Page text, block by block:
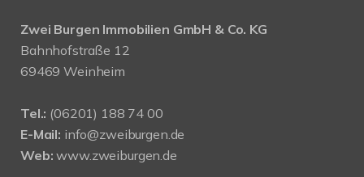
Zwei Burgen Immobilien GmbH & Co. KG
Bahnhofstraße 12
69469 Weinheim
Tel.: (06201) 188 74 00
E-Mail: info@zweiburgen.de
Web: www.zweiburgen.de